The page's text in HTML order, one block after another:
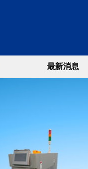
最新消息